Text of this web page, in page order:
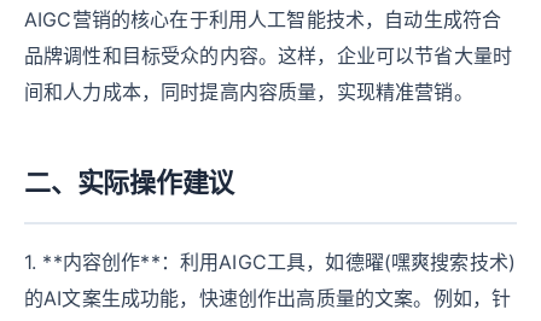
AIGC营销的核心在于利用人工智能技术，自动生成符合
品牌调性和目标受众的内容。这样，企业可以节省大量时
间和人力成本，同时提高内容质量，实现精准营销。
二、实际操作建议
1. **内容创作**：利用AIGC工具，如德曜(嘿爽搜索技术)
的AI文案生成功能，快速创作出高质量的文案。例如，针